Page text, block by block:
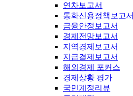
연차보고서
통화신용정책보고서
금융안정보고서
경제전망보고서
지역경제보고서
지급결제보고서
해외경제 포커스
경제상황 평가
국민계정리뷰